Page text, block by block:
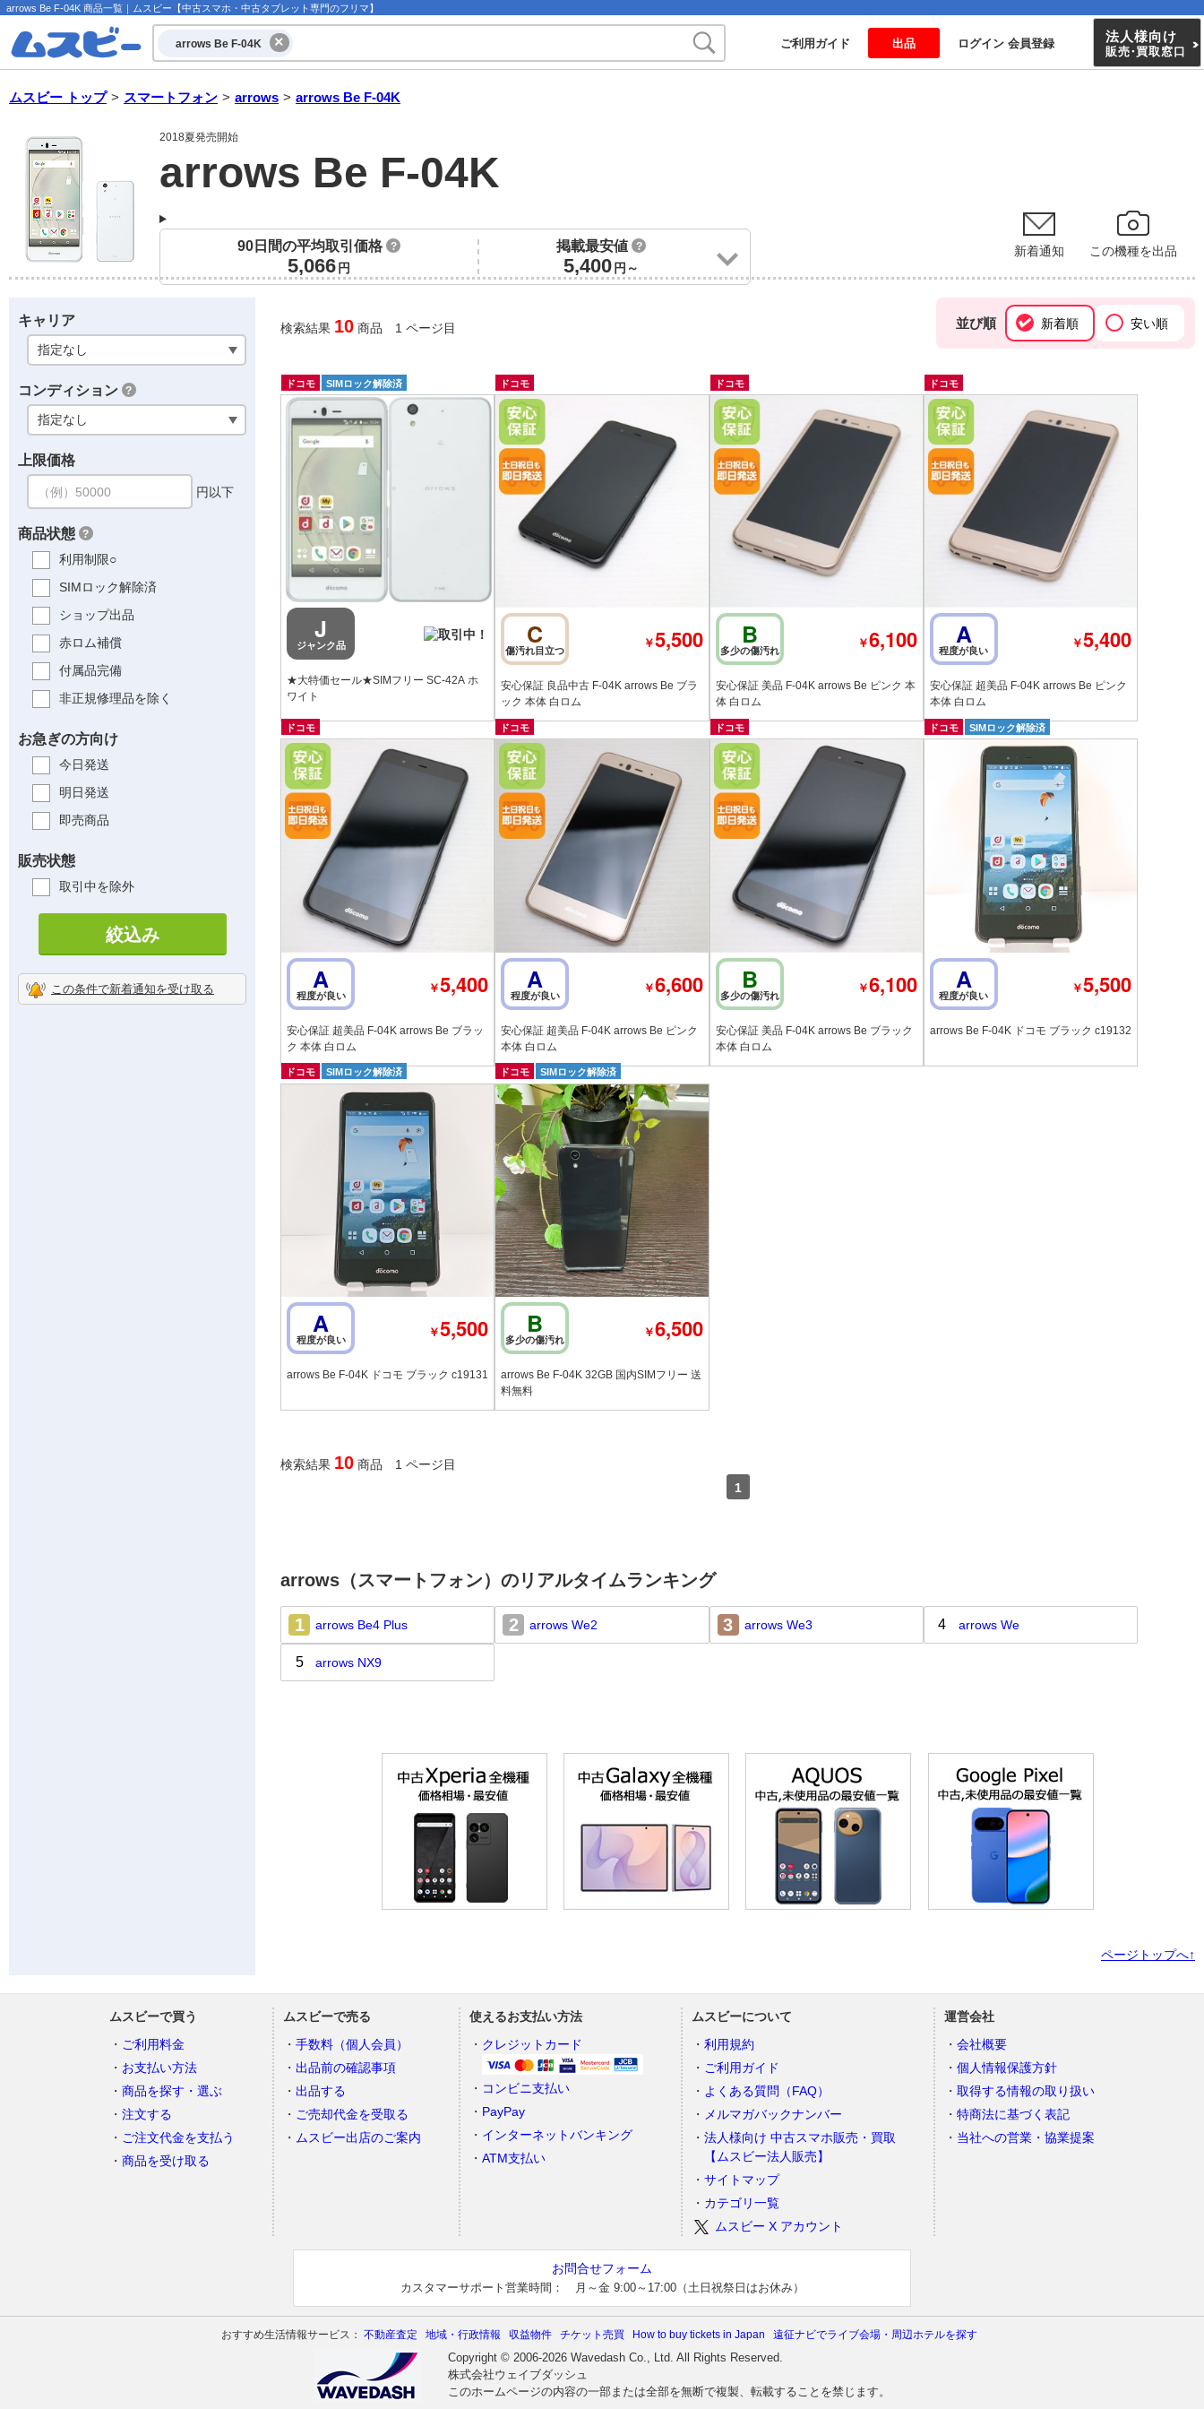
arrows Be F-04K 商品一覧｜ムスビー【中古スマホ・中古タブレット専門のフリマ】
arrows Be F-04K ご利用ガイド 出品 ログイン 会員登録 法人様向け
販売・買取窓口
ムスビー トップ > スマートフォン > arrows > arrows Be F-04K
2018夏発売開始
arrows Be F-04K
90日間の平均取引価格 ?
5,066 円
掲載最安値 ?
5,400 円～
新着通知 この機種を出品
キャリア
コンディション ?
上限価格
円以下
商品状態 ?
利用制限○
SIMロック解除済
ショップ出品
赤ロム補償
付属品完備
非正規修理品を除く
お急ぎの方向け
今日発送
明日発送
即売商品
販売状態
取引中を除外
絞込み
この条件で新着通知を受け取る
検索結果 10 商品 1 ページ目 並び順 新着順 安い順
ドコモ SIMロック解除済
J
ジャンク品
★大特価セール★SIMフリー SC-42A ホ
ワイト
ドコモ
C
傷汚れ目立つ ￥5,500
安心保証 良品中古 F-04K arrows Be ブラ
ック 本体 白ロム
ドコモ
B
多少の傷汚れ ￥6,100
安心保証 美品 F-04K arrows Be ピンク 本
体 白ロム
ドコモ
A
程度が良い ￥5,400
安心保証 超美品 F-04K arrows Be ピンク
本体 白ロム
ドコモ
A
程度が良い ￥5,400
安心保証 超美品 F-04K arrows Be ブラッ
ク 本体 白ロム
ドコモ
A
程度が良い ￥6,600
安心保証 超美品 F-04K arrows Be ピンク
本体 白ロム
ドコモ
B
多少の傷汚れ ￥6,100
安心保証 美品 F-04K arrows Be ブラック
本体 白ロム
ドコモ SIMロック解除済
A
程度が良い ￥5,500
arrows Be F-04K ドコモ ブラック c19132
ドコモ SIMロック解除済
A
程度が良い ￥5,500
arrows Be F-04K ドコモ ブラック c19131
ドコモ SIMロック解除済
B
多少の傷汚れ ￥6,500
arrows Be F-04K 32GB 国内SIMフリー 送
料無料
検索結果 10 商品 1 ページ目
1
arrows（スマートフォン）のリアルタイムランキング
1 arrows Be4 Plus 2 arrows We2 3 arrows We3 4 arrows We
5 arrows NX9
ページトップへ↑
ムスビーで買う
ご利用料金
お支払い方法
商品を探す・選ぶ
注文する
ご注文代金を支払う
商品を受け取る
ムスビーで売る
手数料（個人会員）
出品前の確認事項
出品する
ご売却代金を受取る
ムスビー出店のご案内
使えるお支払い方法
クレジットカード
コンビニ支払い
PayPay
インターネットバンキング
ATM支払い
ムスビーについて
利用規約
ご利用ガイド
よくある質問（FAQ）
メルマガバックナンバー
法人様向け 中古スマホ販売・買取
【ムスビー法人販売】
サイトマップ
カテゴリ一覧
ムスビー X アカウント
運営会社
会社概要
個人情報保護方針
取得する情報の取り扱い
特商法に基づく表記
当社への営業・協業提案
お問合せフォーム
カスタマーサポート営業時間： 月～金 9:00～17:00（土日祝祭日はお休み）
おすすめ生活情報サービス： 不動産査定 地域・行政情報 収益物件 チケット売買 How to buy tickets in Japan 遠征ナビでライブ会場・周辺ホテルを探す
Copyright © 2006-2026 Wavedash Co., Ltd. All Rights Reserved.
株式会社ウェイブダッシュ
このホームページの内容の一部または全部を無断で複製、転載することを禁じます。